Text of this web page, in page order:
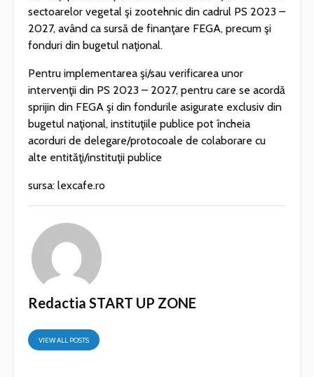
sectoarelor vegetal şi zootehnic din cadrul PS 2023 –
2027, având ca sursă de finanţare FEGA, precum şi
fonduri din bugetul naţional.
Pentru implementarea şi/sau verificarea unor
intervenţii din PS 2023 – 2027, pentru care se acordă
sprijin din FEGA şi din fondurile asigurate exclusiv din
bugetul naţional, instituţiile publice pot încheia
acorduri de delegare/protocoale de colaborare cu
alte entităţi/instituţii publice
sursa: lexcafe.ro
Redactia START UP ZONE
VIEW ALL POSTS